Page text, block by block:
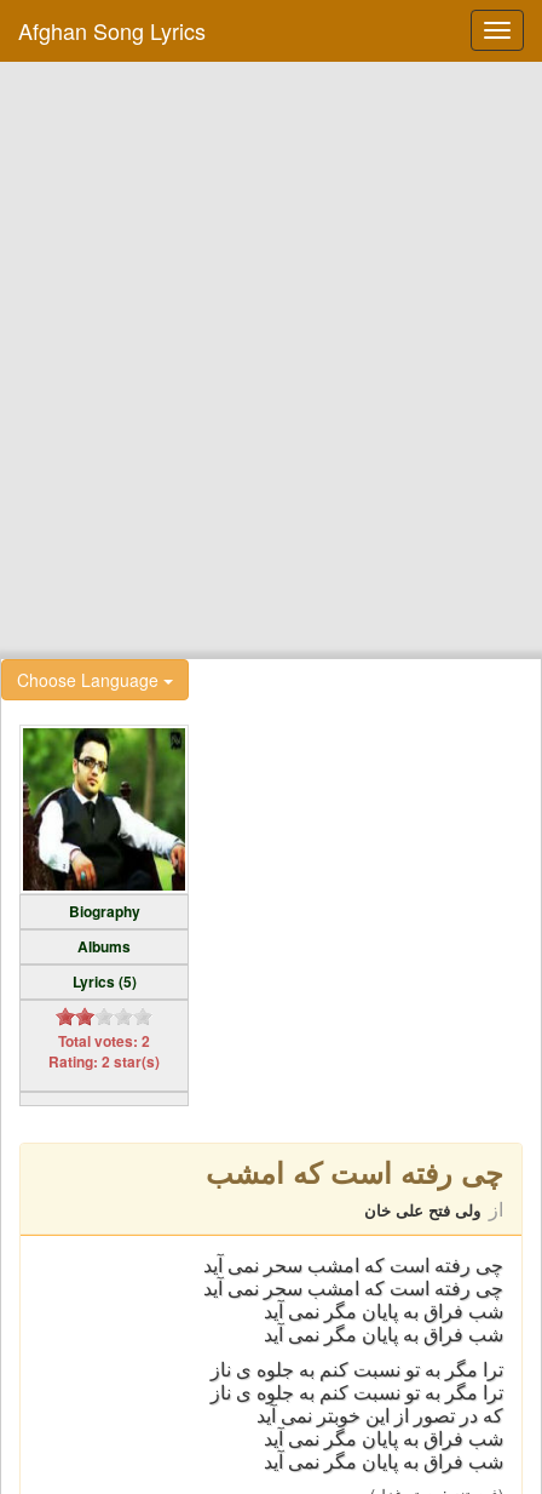
Afghan Song Lyrics
Choose Language
Biography
Albums
Lyrics (5)
Total votes: 2
Rating: 2 star(s)
چی رفته است که امشب
از ولی فتح علی خان
چی رفته است که امشب سحر نمی آید
چی رفته است که امشب سحر نمی آید
شب فراق به پایان مگر نمی آید
شب فراق به پایان مگر نمی آید
ترا مگر به تو نسبت کنم به جلوه ی ناز
ترا مگر به تو نسبت کنم به جلوه ی ناز
که در تصور از این خوبتر نمی آید
شب فراق به پایان مگر نمی آید
شب فراق به پایان مگر نمی آید